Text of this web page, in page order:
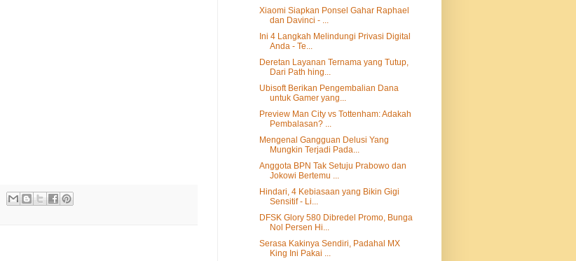
Xiaomi Siapkan Ponsel Gahar Raphael
dan Davinci - ...
Ini 4 Langkah Melindungi Privasi Digital
Anda - Te...
Deretan Layanan Ternama yang Tutup,
Dari Path hing...
Ubisoft Berikan Pengembalian Dana
untuk Gamer yang...
Preview Man City vs Tottenham: Adakah
Pembalasan? ...
Mengenal Gangguan Delusi Yang
Mungkin Terjadi Pada...
Anggota BPN Tak Setuju Prabowo dan
Jokowi Bertemu ...
Hindari, 4 Kebiasaan yang Bikin Gigi
Sensitif - Li...
DFSK Glory 580 Dibredel Promo, Bunga
Nol Persen Hi...
Serasa Kakinya Sendiri, Padahal MX
King Ini Pakai ...